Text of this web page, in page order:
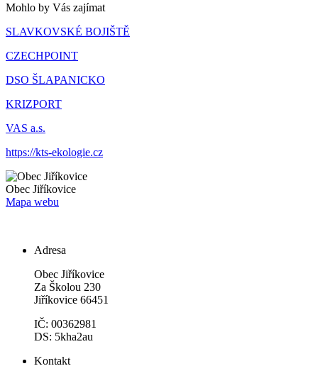
Mohlo by Vás zajímat
SLAVKOVSKÉ BOJIŠTĚ
CZECHPOINT
DSO ŠLAPANICKO
KRIZPORT
VAS a.s.
https://kts-ekologie.cz
Obec Jiříkovice
Mapa webu
Adresa
Obec Jiříkovice
Za Školou 230
Jiříkovice 66451
IČ: 00362981
DS: 5kha2au
Kontakt